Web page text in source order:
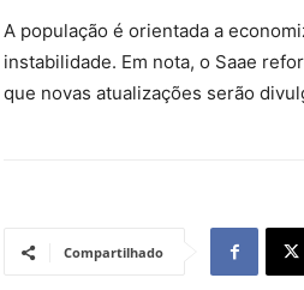
A população é orientada a
instabilidade. Em nota, o Saae
que novas atualizações serão
Compartilhado